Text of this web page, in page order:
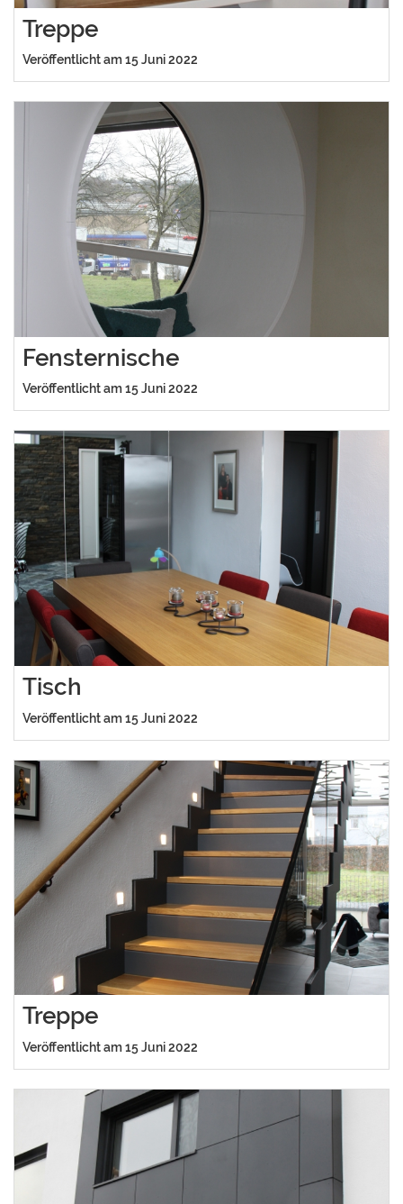
Treppe
Veröffentlicht am 15 Juni 2022
Fensternische
Veröffentlicht am 15 Juni 2022
Tisch
Veröffentlicht am 15 Juni 2022
Treppe
Veröffentlicht am 15 Juni 2022